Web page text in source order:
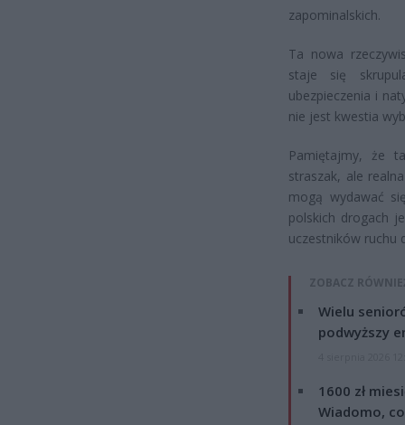
zapominalskich.
Ta nowa
staje się
ubezpieczenia i
nie jest kwestia
Pamiętajmy, że
straszak, ale
mogą wydawać
polskich drogach
uczestników ruchu
ZOBACZ
Wielu
podwyższy
1600 zł
Wiadomo,